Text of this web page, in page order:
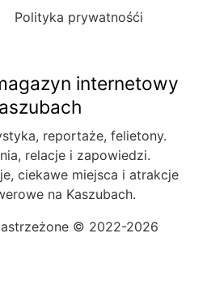
Polityka prywatnośći
internetowy
reportaże, felietony.
relacje i zapowiedzi.
ciekawe miejsca i atrakcje
na Kaszubach.
© 2022-2026